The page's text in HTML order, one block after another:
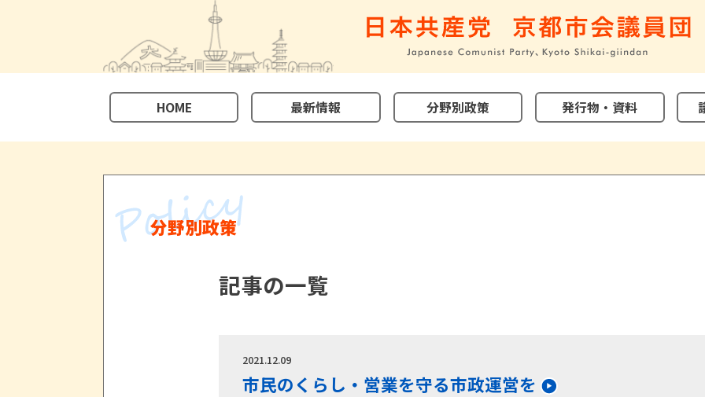
HOME 最新情報 分野別政策 発行物・資料
分野別政策
記事の一覧
2021.12.09
市民のくらし・営業を守る市政運営を